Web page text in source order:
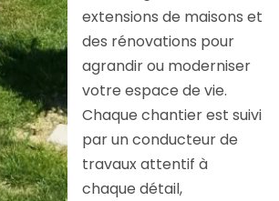
extensions de maisons et
des rénovations pour
agrandir ou moderniser
votre espace de vie.
Chaque chantier est suivi
par un conducteur de
travaux attentif à
chaque détail,